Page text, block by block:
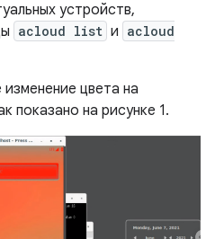
устройств,
acloud list и acloud
цвета на
показано на рисунке 1.